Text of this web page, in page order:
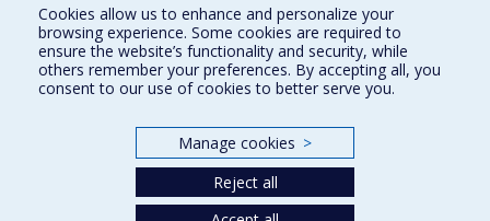
Find us
Site map
Accessibility
Cookies allow us to enhance and personalize your
browsing experience. Some cookies are required to
ensure the website’s functionality and security, while
others remember your preferences. By accepting all, you
consent to our use of cookies to better serve you.
Manage cookies >
Reject all